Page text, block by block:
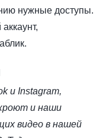
нужные доступы.
и Instagram,
и наши
видео в нашей